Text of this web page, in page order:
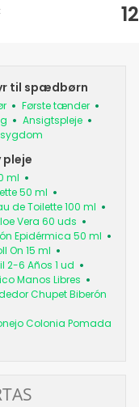
til spædbørn
Første tænder
Ansigtspleje
pleje
ml
50 ml
de Toilette 100 ml
Vera 60 uds
Epidérmica 50 ml
On 15 ml
2-6 Años 1 ud
Manos Libres
Chupet Biberón
Colonia Pomada